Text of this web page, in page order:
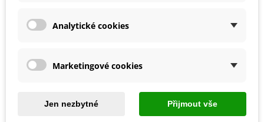
lžičník lékařský (Cochlearia officinalis) – 2
pilát lékařský (Anchusa officinalis) – 2
Analytické cookies
Marketingové cookies
Jen nezbytné Přijmout vše